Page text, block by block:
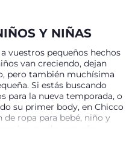
Y NIÑAS
vuestros pequeños hechos
van creciendo, dejan
pero también muchísima
Si estás buscando
para la nueva temporada, o
su primer body, en Chicco
ropa para bebé, niño y
se les quede pequeña y
catálogo de ropa para los
y al mejor precio.